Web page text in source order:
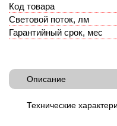
Код товара
Световой поток, лм
Гарантийный срок, мес
Описание
Технические